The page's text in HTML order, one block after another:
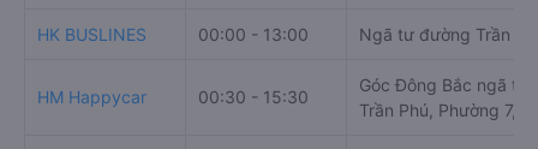
HK BUSLINES 00:00 - 13:00 Ngã tư đường Trần
HM Happycar 00:30 - 15:30
Góc Đông Bắc ngã
Trần Phú, Phường 7,